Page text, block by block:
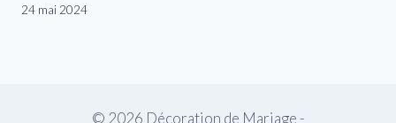
24 mai 2024
© 2026 Décoration de Mariage -